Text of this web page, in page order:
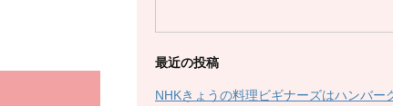
最近の投稿
NHKきょうの料理ビギナーズはハンバー